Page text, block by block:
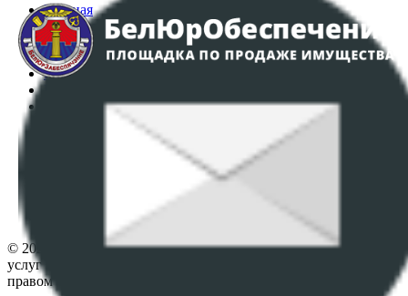
Главная
Аукционы
Интернет-магазин
Регламент организации и проведения торгов
Политика в отношении обработки персональных
ПОЛОЖЕНИЕ О ПОЛИТИКЕ ОБРАБОТКИ COOKIE-
Настройки cookie-файлов
© 2026 Республиканское унитарное предприятие по оказанию
услуг "БелЮрОбеспечение" - Все права защищены авторским
правом